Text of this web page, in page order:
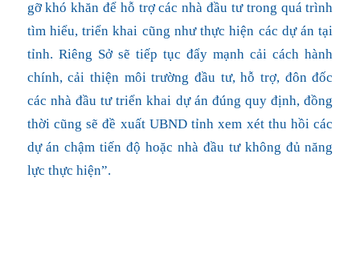
gỡ khó khăn để hỗ trợ các nhà đầu tư trong quá trình
tìm hiểu, triển khai cũng như thực hiện các dự án tại
tỉnh. Riêng Sở sẽ tiếp tục đẩy mạnh cải cách hành
chính, cải thiện môi trường đầu tư, hỗ trợ, đôn đốc
các nhà đầu tư triển khai dự án đúng quy định, đồng
thời cũng sẽ đề xuất UBND tỉnh xem xét thu hồi các
dự án chậm tiến độ hoặc nhà đầu tư không đủ năng
lực thực hiện”.